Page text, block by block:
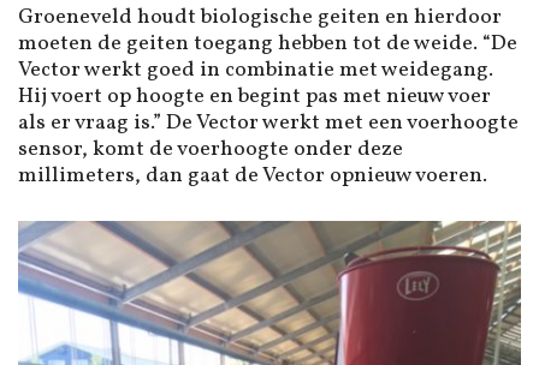
Groeneveld houdt biologische geiten en hierdoor
moeten de geiten toegang hebben tot de weide. “De
Vector werkt goed in combinatie met weidegang.
Hij voert op hoogte en begint pas met nieuw voer
als er vraag is.” De Vector werkt met een voerhoogte
sensor, komt de voerhoogte onder deze
millimeters, dan gaat de Vector opnieuw voeren.